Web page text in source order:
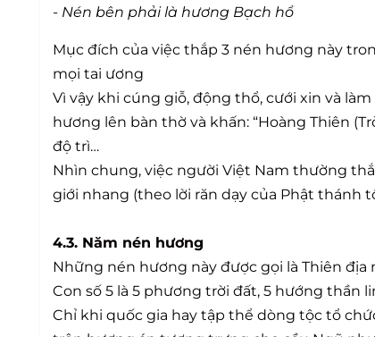
- Nén bên phải là hương Bạch hổ
Mục đích của việc thắp 3 nén hương này
mọi tai ương
Vì vậy khi cúng giỗ, động thổ, cưới xin và
hương lên bàn thờ và khấn: “Hoàng Thiên
độ trì…
Nhìn chung, việc người Việt Nam thường
giới nhang (theo lời răn dạy của Phật thánh
4.3. Năm nén hương
Những nén hương này được gọi là Thiên
Con số 5 là 5 phương trời đất, 5 hướng thần
Chỉ khi quốc gia hay tập thể dòng tộc tổ